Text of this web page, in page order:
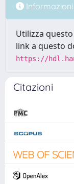
Informazioni
Utilizza
link a questo
https://
Citazioni